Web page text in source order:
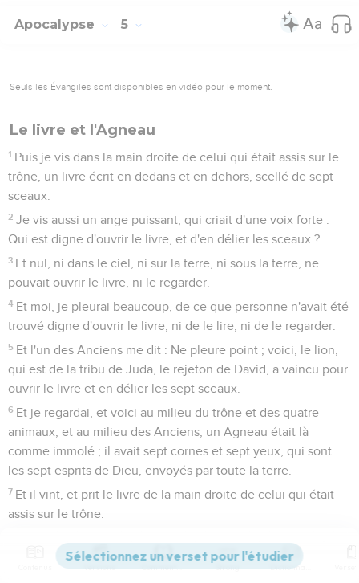
Apocalypse 5
Seuls les Évangiles sont disponibles en vidéo pour le moment.
Le livre et l'Agneau
1 Puis je vis dans la main droite de celui qui était assis sur le
trône, un livre écrit en dedans et en dehors, scellé de sept
sceaux.
2 Je vis aussi un ange puissant, qui criait d'une voix forte :
Qui est digne d'ouvrir le livre, et d'en délier les sceaux ?
3 Et nul, ni dans le ciel, ni sur la terre, ni sous la terre, ne
pouvait ouvrir le livre, ni le regarder.
4 Et moi, je pleurai beaucoup, de ce que personne n'avait été
trouvé digne d'ouvrir le livre, ni de le lire, ni de le regarder.
5 Et l'un des Anciens me dit : Ne pleure point ; voici, le lion,
qui est de la tribu de Juda, le rejeton de David, a vaincu pour
ouvrir le livre et en délier les sept sceaux.
6 Et je regardai, et voici au milieu du trône et des quatre
animaux, et au milieu des Anciens, un Agneau était là
comme immolé ; il avait sept cornes et sept yeux, qui sont
les sept esprits de Dieu, envoyés par toute la terre.
7 Et il vint, et prit le livre de la main droite de celui qui était
assis sur le trône.
quatre Anciens se prosternèrent devant l'Agneau, ayant
Versions Commentaires Strong